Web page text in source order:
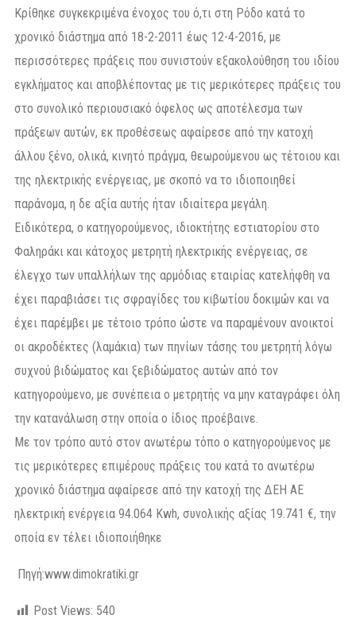
Κρίθηκε συγκεκριμένα ένοχος του ό,τι στη Ρόδο κατά το
χρονικό διάστημα από 18-2-2011 έως 12-4-2016, με
περισσότερες πράξεις που συνιστούν εξακολούθηση του ιδίου
εγκλήματος και αποβλέποντας με τις μερικότερες πράξεις του
στο συνολικό περιουσιακό όφελος ως αποτέλεσμα των
πράξεων αυτών, εκ προθέσεως αφαίρεσε από την κατοχή
άλλου ξένο, ολικά, κινητό πράγμα, θεωρούμενου ως τέτοιου και
της ηλεκτρικής ενέργειας, με σκοπό να το ιδιοποιηθεί
παράνομα, η δε αξία αυτής ήταν ιδιαίτερα μεγάλη.
Ειδικότερα, ο κατηγορούμενος, ιδιοκτήτης εστιατορίου στο
Φαληράκι και κάτοχος μετρητή ηλεκτρικής ενέργειας, σε
έλεγχο των υπαλλήλων της αρμόδιας εταιρίας κατελήφθη να
έχει παραβιάσει τις σφραγίδες του κιβωτίου δοκιμών και να
έχει παρέμβει με τέτοιο τρόπο ώστε να παραμένουν ανοικτοί
οι ακροδέκτες (λαμάκια) των πηνίων τάσης του μετρητή λόγω
συχνού βιδώματος και ξεβιδώματος αυτών από τον
κατηγορούμενο, με συνέπεια ο μετρητής να μην καταγράφει όλη
την κατανάλωση στην οποία ο ίδιος προέβαινε.
Με τον τρόπο αυτό στον ανωτέρω τόπο ο κατηγορούμενος με
τις μερικότερες επιμέρους πράξεις του κατά το ανωτέρω
χρονικό διάστημα αφαίρεσε από την κατοχή της ΔΕΗ ΑΕ
ηλεκτρική ενέργεια 94.064 Kwh, συνολικής αξίας 19.741 €, την
οποία εν τέλει ιδιοποιήθηκε
Πηγή:www.dimokratiki.gr
Post Views: 540